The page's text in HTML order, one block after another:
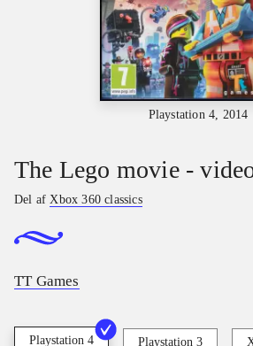
Playstation 4, 2014
The Lego movie -
Del af Xbox 360 classics
TT Games
Playstation 4 Playstation 3